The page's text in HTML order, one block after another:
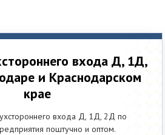
входа Д, 1Д,
и Краснодарском
крае
входа Д, 1Д, 2Д по
поштучно и оптом.